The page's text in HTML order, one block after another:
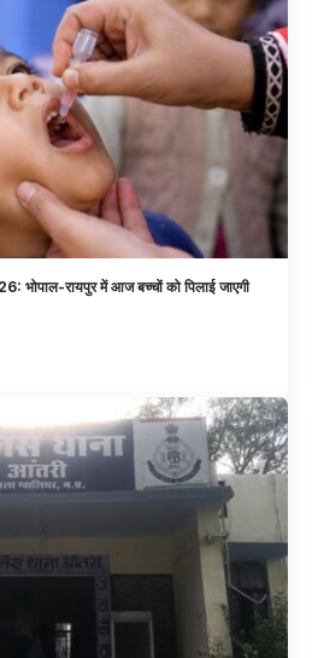
भोपाल-रायपुर में आज बच्चों को पिलाई जाएगी